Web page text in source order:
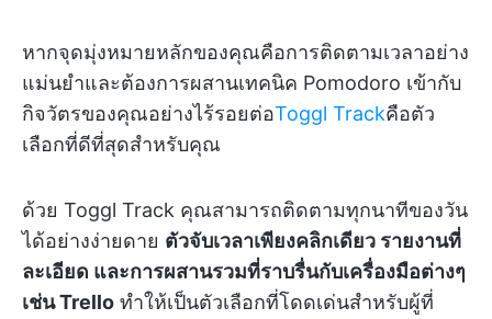
หากจุดมุ่งหมายหลักของคุณคือการติดตามเวลาอย่าง
แม่นยำและต้องการผสานเทคนิค Pomodoro เข้ากับ
กิจวัตรของคุณอย่างไร้รอยต่อToggl Trackคือตัว
เลือกที่ดีที่สุดสำหรับคุณ
ด้วย Toggl Track คุณสามารถติดตามทุกนาทีของวัน
ได้อย่างง่ายดาย ตัวจับเวลาเพียงคลิกเดียว รายงานที่
ละเอียด และการผสานรวมที่ราบรื่นกับเครื่องมือต่างๆ
เช่น Trello ทำให้เป็นตัวเลือกที่โดดเด่นสำหรับผู้ที่